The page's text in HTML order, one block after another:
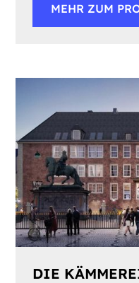
MEHR ZUM
DIE